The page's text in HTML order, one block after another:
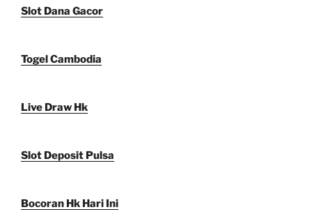
Slot Dana Gacor
Togel Cambodia
Live Draw Hk
Slot Deposit Pulsa
Bocoran Hk Hari Ini